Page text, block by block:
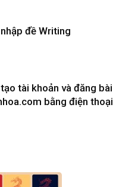
đề Writing
tài khoản và đăng bài
bằng điện thoại